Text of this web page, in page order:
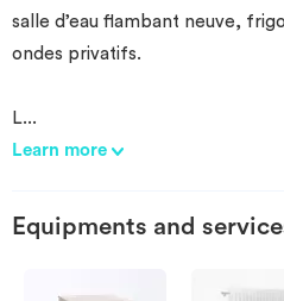
salle d’eau flambant neuve,
ondes privatifs.
L...
Learn more
Equipments and